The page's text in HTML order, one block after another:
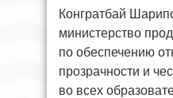
Конгратбай
министерство
по обеспечению
прозрачности и
во всех